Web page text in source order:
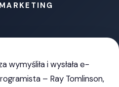
wymyśliła i wysłała e-
– Ray Tomlinson,